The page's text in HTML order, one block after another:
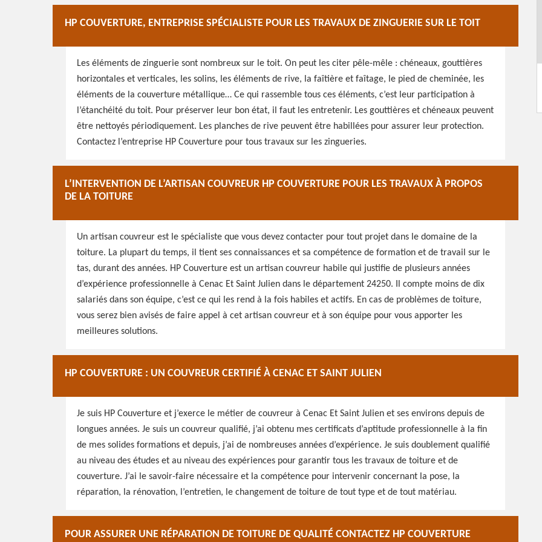
HP COUVERTURE, ENTREPRISE SPÉCIALISTE POUR LES TRAVAUX DE ZINGUERIE SUR LE TOIT
Les éléments de zinguerie sont nombreux sur le toit. On peut les citer pêle-mêle : chéneaux, gouttières
horizontales et verticales, les solins, les éléments de rive, la faîtière et faîtage, le pied de cheminée, les
éléments de la couverture métallique… Ce qui rassemble tous ces éléments, c’est leur participation à
l’étanchéité du toit. Pour préserver leur bon état, il faut les entretenir. Les gouttières et chéneaux peuvent
être nettoyés périodiquement. Les planches de rive peuvent être habillées pour assurer leur protection.
Contactez l’entreprise HP Couverture pour tous travaux sur les zingueries.
L’INTERVENTION DE L’ARTISAN COUVREUR HP COUVERTURE POUR LES TRAVAUX À PROPOS
DE LA TOITURE
Un artisan couvreur est le spécialiste que vous devez contacter pour tout projet dans le domaine de la
toiture. La plupart du temps, il tient ses connaissances et sa compétence de formation et de travail sur le
tas, durant des années. HP Couverture est un artisan couvreur habile qui justifie de plusieurs années
d’expérience professionnelle à Cenac Et Saint Julien dans le département 24250. Il compte moins de dix
salariés dans son équipe, c’est ce qui les rend à la fois habiles et actifs. En cas de problèmes de toiture,
vous serez bien avisés de faire appel à cet artisan couvreur et à son équipe pour vous apporter les
meilleures solutions.
HP COUVERTURE : UN COUVREUR CERTIFIÉ À CENAC ET SAINT JULIEN
Je suis HP Couverture et j’exerce le métier de couvreur à Cenac Et Saint Julien et ses environs depuis de
longues années. Je suis un couvreur qualifié, j’ai obtenu mes certificats d’aptitude professionnelle à la fin
de mes solides formations et depuis, j’ai de nombreuses années d’expérience. Je suis doublement qualifié
au niveau des études et au niveau des expériences pour garantir tous les travaux de toiture et de
couverture. J’ai le savoir-faire nécessaire et la compétence pour intervenir concernant la pose, la
réparation, la rénovation, l’entretien, le changement de toiture de tout type et de tout matériau.
POUR ASSURER UNE RÉPARATION DE TOITURE DE QUALITÉ CONTACTEZ HP COUVERTURE